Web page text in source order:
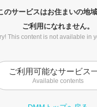
のサービスはお住まいの地
ご利用になれません。
This content is not available in
ご利用可能なサービス
Available contents